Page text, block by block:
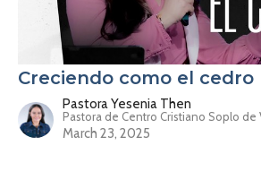
Creciendo como el cedro
Pastora Yesenia Then
Pastora de Centro Cristiano Soplo de
March 23, 2025